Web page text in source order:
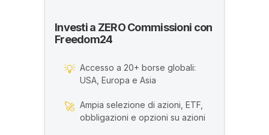
Investi a ZERO Commissioni con
Freedom24
💡 Accesso a 20+ borse globali:
USA, Europa e Asia
🚀 Ampia selezione di azioni, ETF,
obbligazioni e opzioni su azioni